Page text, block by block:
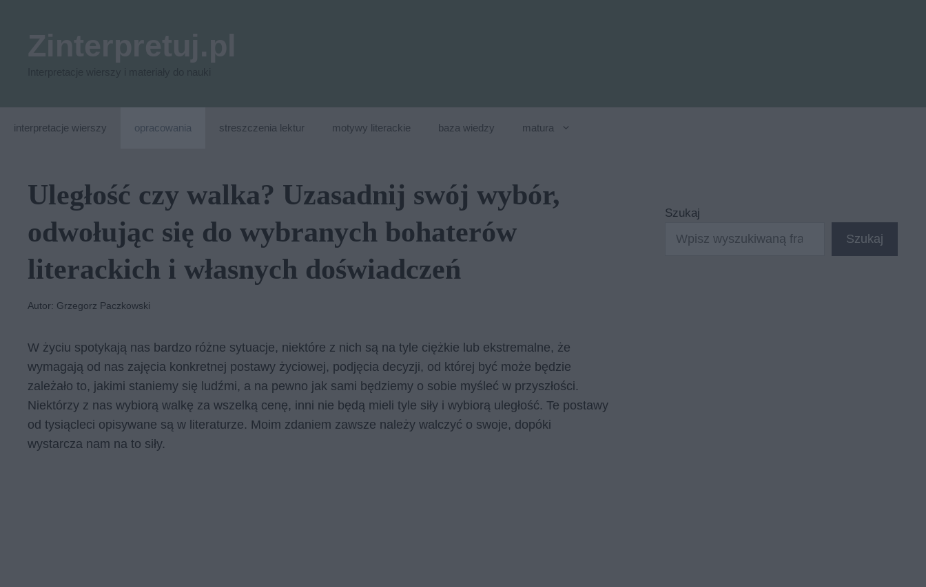
interpretacje wierszy opracowania streszczenia lektur motywy literackie baza wiedzy matura
Uległość czy walka? Uzasadnij swój wybór,
odwołując się do wybranych bohaterów
literackich i własnych doświadczeń
Autor: Grzegorz Paczkowski
W życiu spotykają nas bardzo różne sytuacje, niektóre z nich są na tyle ciężkie lub ekstremalne, że
wymagają od nas zajęcia konkretnej postawy życiowej, podjęcia decyzji, od której być może będzie
zależało to, jakimi staniemy się ludźmi, a na pewno jak sami będziemy o sobie myśleć w przyszłości.
Niektórzy z nas wybiorą walkę za wszelką cenę, inni nie będą mieli tyle siły i wybiorą uległość. Te postawy
od tysiącleci opisywane są w literaturze. Moim zdaniem zawsze należy walczyć o swoje, dopóki
wystarcza nam na to siły.
Szukaj
Szukaj